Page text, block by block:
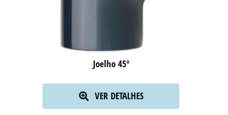
Joelho 45º
VER DETALHES